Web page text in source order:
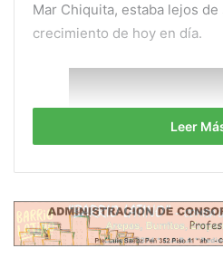
Mar Chiquita, estaba lejos
crecimiento de hoy en día.
Leer